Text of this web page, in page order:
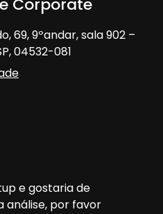
Corporate
69, 9ºandar, sala 902 –
04532-081
e gostaria de
análise, por favor